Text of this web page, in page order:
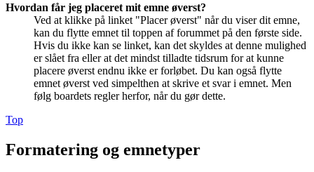
Hvordan får jeg placeret mit emne øverst?
Ved at klikke på linket "Placer øverst" når du viser dit emne,
kan du flytte emnet til toppen af forummet på den første side.
Hvis du ikke kan se linket, kan det skyldes at denne mulighed
er slået fra eller at det mindst tilladte tidsrum for at kunne
placere øverst endnu ikke er forløbet. Du kan også flytte
emnet øverst ved simpelthen at skrive et svar i emnet. Men
følg boardets regler herfor, når du gør dette.
Top
Formatering og emnetyper